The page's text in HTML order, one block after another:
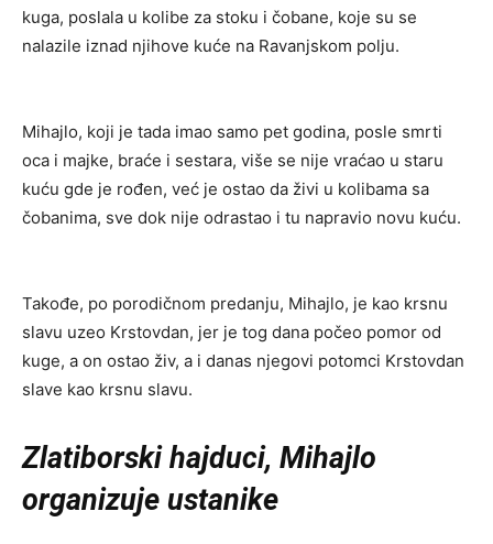
kuga, poslala u kolibe za stoku i čobane, koje su se
nalazile iznad njihove kuće na Ravanjskom polju.
Mihajlo, koji je tada imao samo pet godina, posle smrti
oca i majke, braće i sestara, više se nije vraćao u staru
kuću gde je rođen, već je ostao da živi u kolibama sa
čobanima, sve dok nije odrastao i tu napravio novu kuću.
Takođe, po porodičnom predanju, Mihajlo, je kao krsnu
slavu uzeo Krstovdan, jer je tog dana počeo pomor od
kuge, a on ostao živ, a i danas njegovi potomci Krstovdan
slave kao krsnu slavu.
Zlatiborski hajduci, Mihajlo
organizuje ustanike